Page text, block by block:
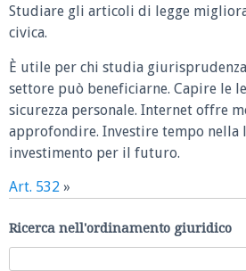
Studiare gli articoli di legge migliora
civica.
È utile per chi studia
settore può beneficiarne. Capire le
sicurezza personale. Internet offre
approfondire. Investire tempo nella
investimento per il futuro.
Art. 532 »
Ricerca nell'ordinamento giuridico